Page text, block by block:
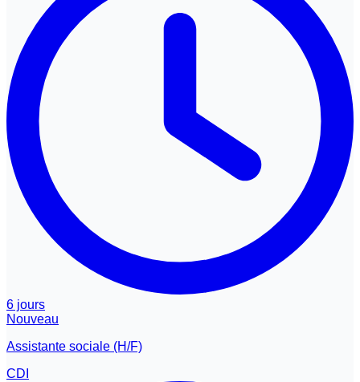
6 jours
Nouveau
Assistante sociale (H/F)
CDI